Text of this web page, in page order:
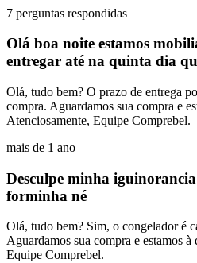
7 perguntas respondidas
Olá boa noite estamos
entregar até na quinta dia
Olá, tudo bem? O prazo de entrega
compra. Aguardamos sua compra e
Atenciosamente, Equipe Comprebel.
mais de 1 ano
Desculpe minha
forminha né
Olá, tudo bem? Sim, o congelador é
Aguardamos sua compra e estamos
Equipe Comprebel.